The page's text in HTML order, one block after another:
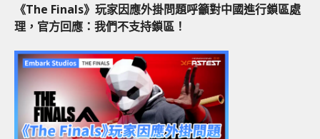
《The Finals》玩家因應外掛問題呼籲對中國進行鎖區處
理，官方回應：我們不支持鎖區！